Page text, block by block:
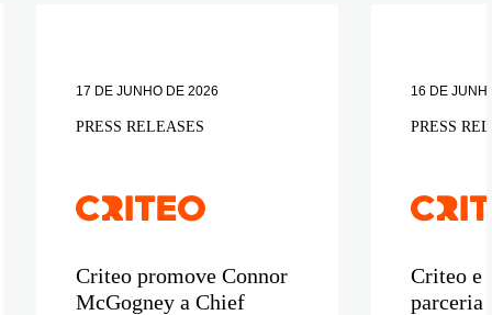
17 DE JUNHO DE 2026
PRESS RELEASES
Criteo promove Connor
McGogney a Chief
16 DE
PRESS
Criteo e
parceria